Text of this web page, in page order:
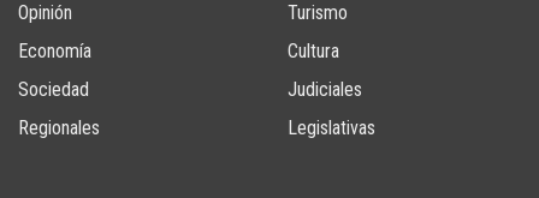
Opinión
Economía
Sociedad
Regionales
Turismo
Cultura
Judiciales
Legislativas